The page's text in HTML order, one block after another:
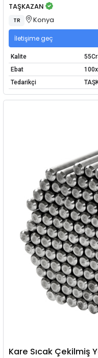
TAŞKAZAN
TR Konya
İletişime geç
Kalite
Ebat
Tedarikçi
Kare Sıcak Çekilmiş